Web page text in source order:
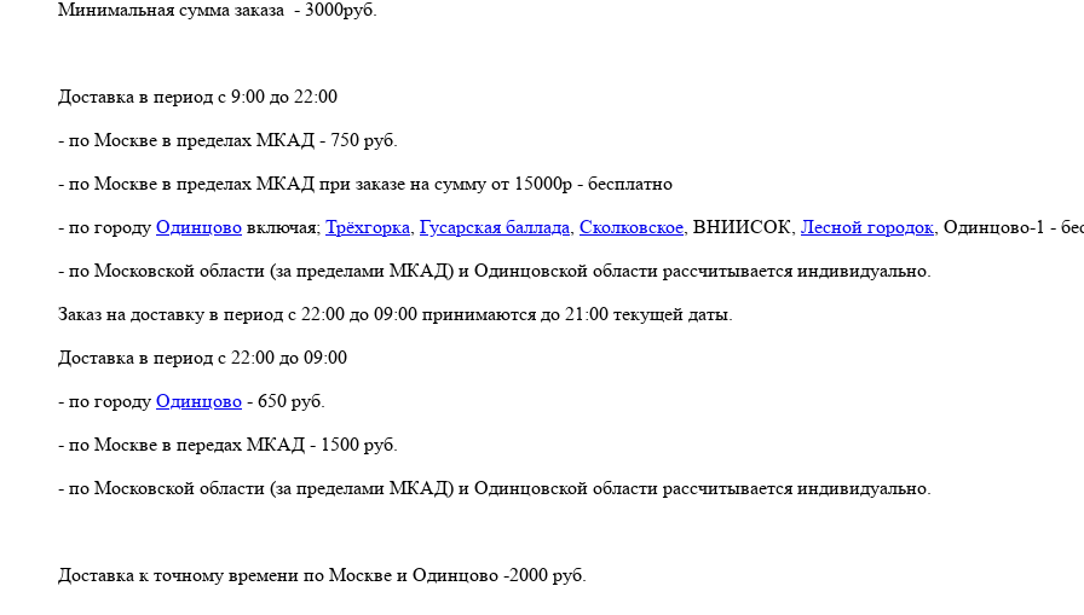
Минимальная сумма заказа - 3000руб.
Доставка в период с 9:00 до 22:00
- по Москве в пределах МКАД - 750 руб.
- по Москве в пределах МКАД при заказе на сумму от 15000р - бесплатно
- по городу Одинцово включая; Трёхгорка, Гусарская баллада, Сколковское, ВНИИСОК, Лесной городок, Одинцово-1 -
- по Московской области (за пределами МКАД) и Одинцовской области рассчитывается индивидуально.
Заказ на доставку в период с 22:00 до 09:00 принимаются до 21:00 текущей даты.
Доставка в период с 22:00 до 09:00
- по городу Одинцово - 650 руб.
- по Москве в передах МКАД - 1500 руб.
- по Московской области (за пределами МКАД) и Одинцовской области рассчитывается индивидуально.
Доставка к точному времени по Москве и Одинцово -2000 руб.